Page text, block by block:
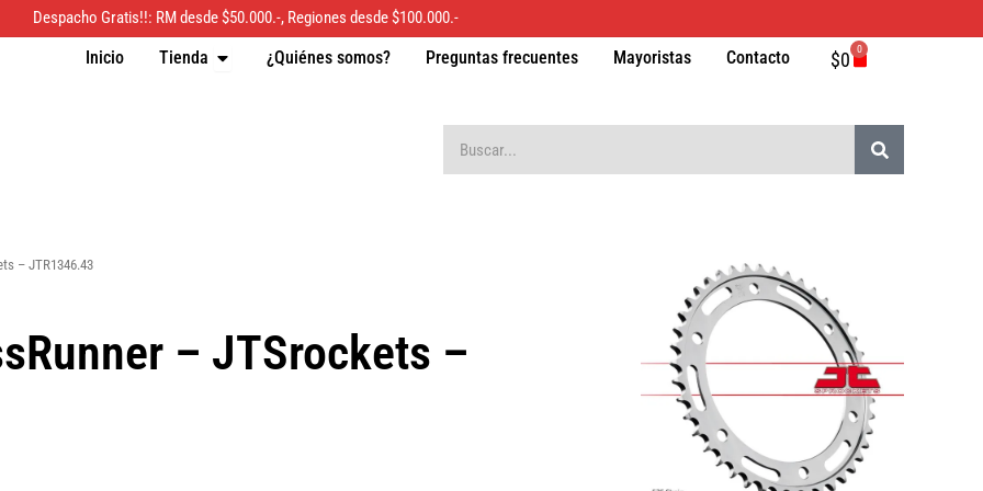
Despacho Gratis!!: RM desde $50.000.-, Regiones desde $100.000.-
Inicio Tienda Open Tienda¿Quiénes somos? Preguntas frecuentes Mayoristas Contacto $0 0
– JTR1346.43
– JTSrockets –